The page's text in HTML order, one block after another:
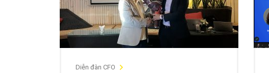
Diễn đàn CFO